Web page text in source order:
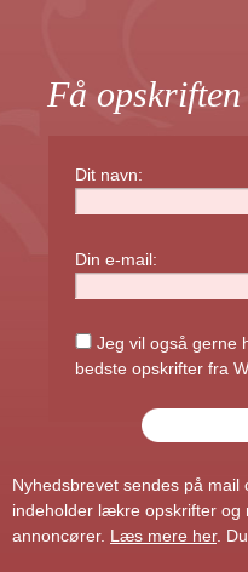
Få
Dit navn:
Din e-mail:
Jeg vil også gerne
bedste opskrifter fra
Nyhedsbrevet sendes på
indeholder lækre opskrifter og
annoncører. Læs mere her.